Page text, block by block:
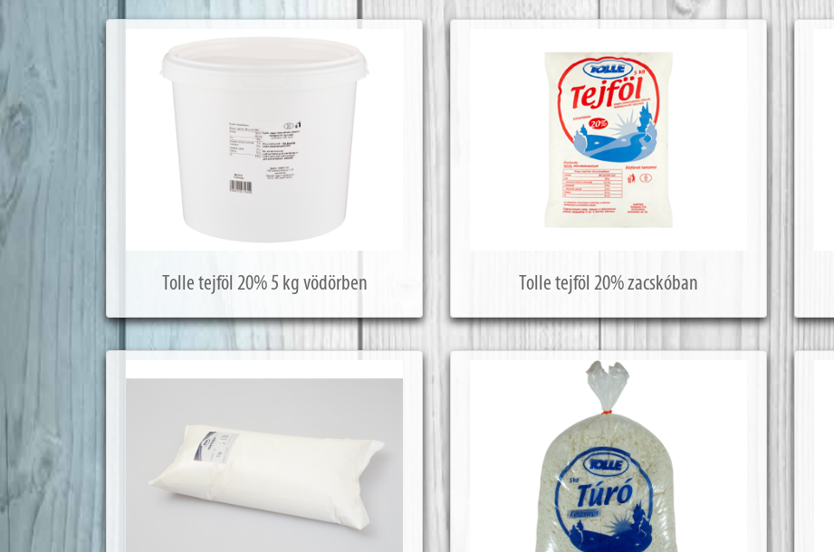
Tolle tejföl 20% 5 kg vödörben Tolle tejföl 20% zacskóban